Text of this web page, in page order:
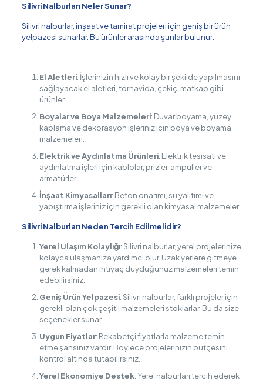
Silivri Nalburları Neler Sunar?
Silivri nalburlar, inşaat ve tamirat projeleri için geniş bir ürün
yelpazesi sunarlar. Bu ürünler arasında şunlar bulunur:
El Aletleri: İşlerinizin hızlı ve kolay bir şekilde yapılmasını
sağlayacak el aletleri, tornavida, çekiç, matkap gibi
ürünler.
Boyalar ve Boya Malzemeleri: Duvar boyama, yüzey
kaplama ve dekorasyon işleriniz için boya ve boyama
malzemeleri.
Elektrik ve Aydınlatma Ürünleri: Elektrik tesisatı ve
aydınlatma işleri için kablolar, prizler, ampuller ve
armatürler.
İnşaat Kimyasalları: Beton onarımı, su yalıtımı ve
yapıştırma işleriniz için gerekli olan kimyasal malzemeler.
Silivri Nalburları Neden Tercih Edilmelidir?
Yerel Ulaşım Kolaylığı: Silivri nalburlar, yerel projelerinize
kolayca ulaşmanıza yardımcı olur. Uzak yerlere gitmeye
gerek kalmadan ihtiyaç duyduğunuz malzemeleri temin
edebilirsiniz.
Geniş Ürün Yelpazesi: Silivri nalburlar, farklı projeler için
gerekli olan çok çeşitli malzemeleri stoklarlar. Bu da size
seçenekler sunar.
Uygun Fiyatlar: Rekabetçi fiyatlarla malzeme temin
etme şansınız vardır. Böylece projelerinizin bütçesini
kontrol altında tutabilirsiniz.
Yerel Ekonomiye Destek: Yerel nalburları tercih ederek